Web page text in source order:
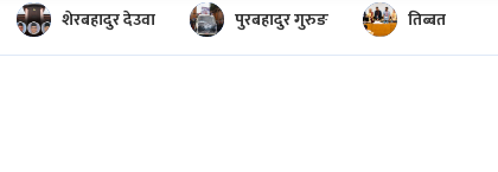
शेरबहादुर देउवा पुरबहादुर गुरुङ तिब्बत